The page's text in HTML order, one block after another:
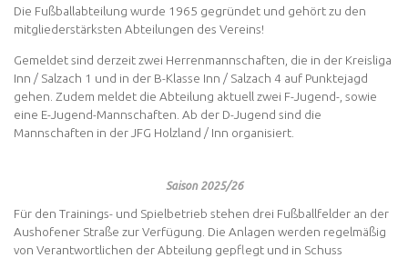
Die Fußballabteilung wurde 1965 gegründet und gehört zu den
mitgliederstärksten Abteilungen des Vereins!
Gemeldet sind derzeit zwei Herrenmannschaften, die in der Kreisliga
Inn / Salzach 1 und in der B-Klasse Inn / Salzach 4 auf Punktejagd
gehen. Zudem meldet die Abteilung aktuell zwei F-Jugend-, sowie
eine E-Jugend-Mannschaften. Ab der D-Jugend sind die
Mannschaften in der JFG Holzland / Inn organisiert.
Saison 2025/26
Für den Trainings- und Spielbetrieb stehen drei Fußballfelder an der
Aushofener Straße zur Verfügung. Die Anlagen werden regelmäßig
von Verantwortlichen der Abteilung gepflegt und in Schuss